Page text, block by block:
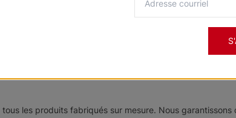
lattes avec un chiffon doux ou un plumeau.
protecteur durable.
les produits fabriqués sur mesure. Nous